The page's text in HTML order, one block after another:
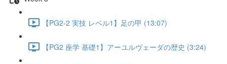
【PG2-2 実技 レベル1】足の甲 (13:07)
【PG2 座学 基礎1】アーユルヴェーダの歴史 (3:24)